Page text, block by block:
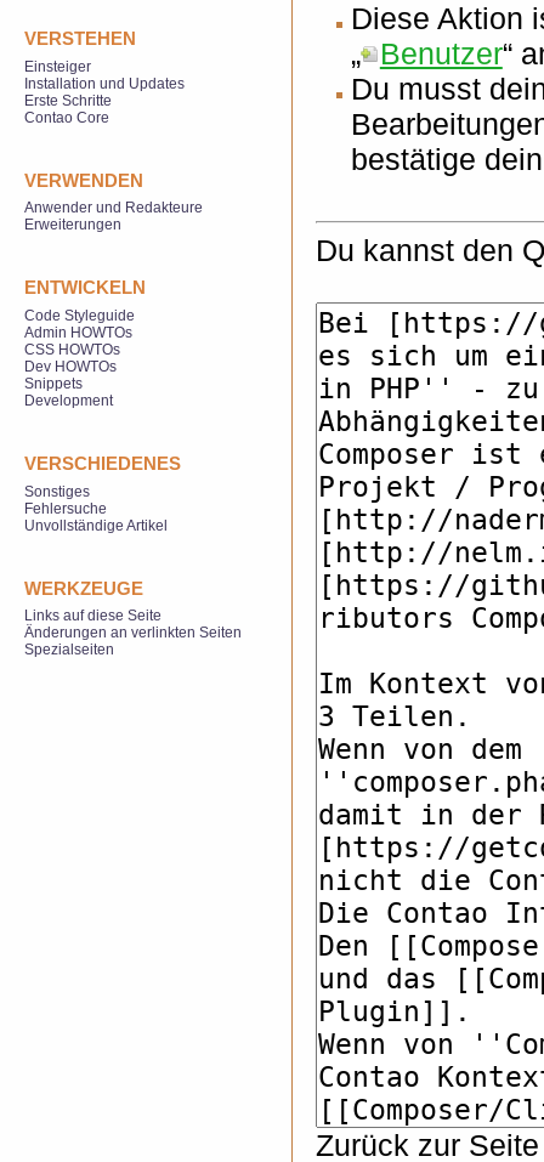
Diese Aktion
„
Benutzer“
Du musst
bestätige
Du kannst den
Zurück zur
VERSTEHEN
Einsteiger
Installation und Updates
Erste Schritte
Contao Core
VERWENDEN
Anwender und Redakteure
Erweiterungen
ENTWICKELN
Code Styleguide
Admin HOWTOs
CSS HOWTOs
Dev HOWTOs
Snippets
Development
VERSCHIEDENES
Sonstiges
Fehlersuche
Unvollständige Artikel
WERKZEUGE
Links auf diese Seite
Änderungen an verlinkten Seiten
Spezialseiten